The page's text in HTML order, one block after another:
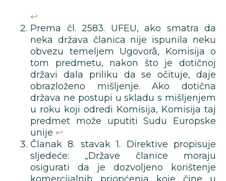
↩︎
Prema čl. 2583. UFEU, ako smatra da
neka država članica nije ispunila neku
obvezu temeljem Ugovorâ, Komisija o
tom predmetu, nakon što je dotičnoj
državi dala priliku da se očituje, daje
obrazloženo mišljenje. Ako dotična
država ne postupi u skladu s mišljenjem
u roku koji odredi Komisija, Komisija taj
predmet može uputiti Sudu Europske
unije ↩︎
Članak 8. stavak 1. Direktive propisuje
sljedeće: „Države članice moraju
osigurati da je dozvoljeno korištenje